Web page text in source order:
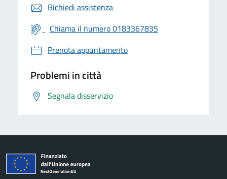
Richiedi assistenza
Chiama il numero 0183367835
Prenota appuntamento
Problemi in città
Segnala disservizio